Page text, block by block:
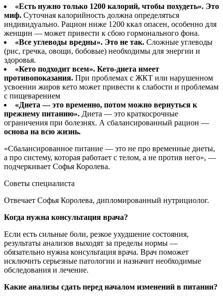
«Есть нужно только 1200 калорий, чтобы похудеть». Это
миф. Суточная калорийность должна определяться
индивидуально. Рацион ниже 1200 ккал опасен, особенно для
женщин — может привести к сбою гормонального фона.
«Все углеводы вредны». Это не так. Сложные углеводы
(рис, гречка, овощи, бобовые) необходимы для энергии и
здоровья.
«Кето подходит всем». Кето-диета имеет
противопоказания. При проблемах с ЖКТ или нарушенном
усвоении жиров кето может привести к слабости и проблемам
с пищеварением
«Диета — это временно, потом можно вернуться к
прежнему питанию». Диета — это краткосрочные
ограничения при болезнях. А сбалансированный рацион —
основа на всю жизнь.
«Сбалансированное питание — это не про временные диеты,
а про систему, которая работает с телом, а не против него», —
подчеркивает Софья Королева.
Советы специалиста
Отвечает Софья Королева, дипломированный нутрициолог.
Когда нужна консультация врача?
Если есть сильные боли, резкое ухудшение состояния,
результаты анализов выходят за пределы нормы —
обязательно нужна консультация врача. Врач поможет
исключить серьезные патологии и назначит необходимые
обследования и лечение.
Какие анализы сдать перед началом изменений в питании?